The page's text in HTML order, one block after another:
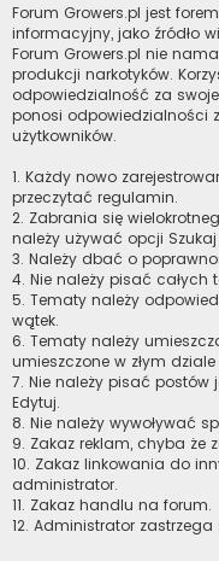
Forum Growers.pl jest
informacyjny, jako źródło
Forum Growers.pl nie
produkcji narkotyków.
odpowiedzialność za
ponosi odpowiedzialności
użytkowników.
1. Każdy nowo
przeczytać regulamin.
2. Zabrania się
należy używać opcji
3. Należy dbać o
4. Nie należy pisać
5. Tematy należy
wątek.
6. Tematy należy
umieszczone w złym
7. Nie należy pisać
Edytuj.
8. Nie należy wywoływać
9. Zakaz reklam, chyba że
10. Zakaz linkowania do
administrator.
11. Zakaz handlu na forum.
12. Administrator